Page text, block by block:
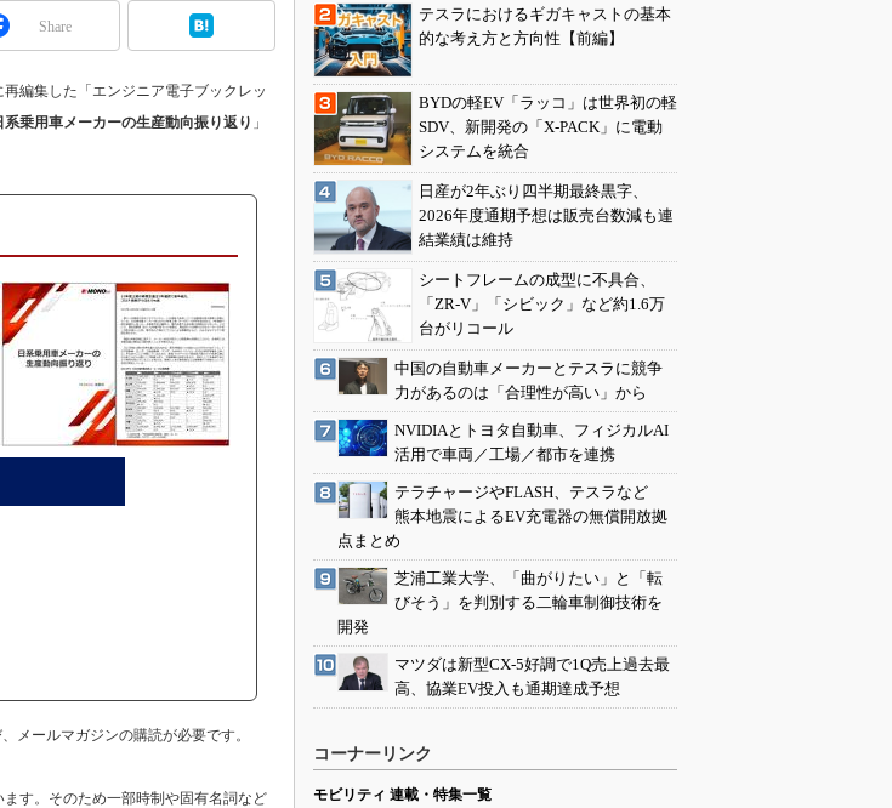
ワールド
WORLD
ソフト開発
ダストリー4.0
ベーション
業ビッグデータ
ドインジャパン
マネジメント
産
Share
編集した「エンジニア電子ブックレッ
系乗用車メーカーの生産動向振り返り 」
メールマガジンの購読が必要です。
す。そのため一部時制や固有名詞など
テスラにおけるギガキャストの基本
的な考え方と方向性【前編】
BYDの軽EV「ラッコ」は世界初の軽
SDV、新開発の「X-PACK」に電動
システムを統合
日産が2年ぶり四半期最終黒字、
2026年度通期予想は販売台数減も連
結業績は維持
シートフレームの成型に不具合、
「ZR-V」「シビック」など約1.6万
台がリコール
中国の自動車メーカーとテスラに競争
力があるのは「合理性が高い」から
NVIDIAとトヨタ自動車、フィジカルAI
活用で車両／工場／都市を連携
テラチャージやFLASH、テスラなど
熊本地震によるEV充電器の無償開放拠
点まとめ
芝浦工業大学、「曲がりたい」と「転
びそう」を判別する二輪車制御技術を
開発
マツダは新型CX-5好調で1Q売上過去最
高、協業EV投入も通期達成予想
コーナーリンク
モビリティ 連載・特集一覧